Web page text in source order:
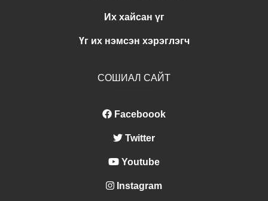
Их хайсан үг
Үг их нэмсэн хэрэглэгч
СОШИАЛ САЙТ
Faceboook
Twitter
Youtube
Instagram